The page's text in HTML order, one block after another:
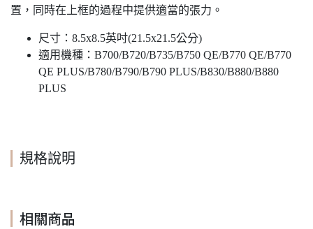
置，同時在上框的過程中提供適當的張力。
尺寸：8.5x8.5英吋(21.5x21.5公分)
適用機種：B700/B720/B735/B750 QE/B770 QE/B770
QE PLUS/B780/B790/B790 PLUS/B830/B880/B880
PLUS
規格說明
相關商品